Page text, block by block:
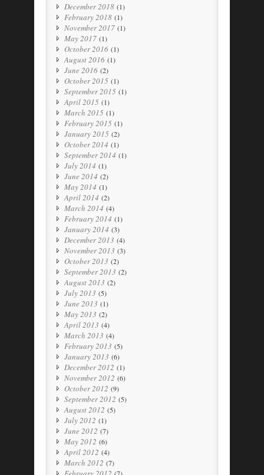
December 2018 (1)
February 2018 (1)
November 2017 (1)
May 2017 (1)
October 2016 (1)
August 2016 (1)
June 2016 (2)
October 2015 (1)
September 2015 (1)
April 2015 (1)
March 2015 (1)
February 2015 (1)
January 2015 (2)
October 2014 (1)
September 2014 (1)
July 2014 (1)
June 2014 (2)
May 2014 (1)
April 2014 (2)
March 2014 (4)
February 2014 (1)
January 2014 (3)
December 2013 (4)
November 2013 (3)
October 2013 (2)
September 2013 (2)
August 2013 (2)
July 2013 (5)
June 2013 (1)
May 2013 (2)
April 2013 (4)
March 2013 (4)
February 2013 (5)
January 2013 (6)
December 2012 (1)
November 2012 (6)
October 2012 (9)
September 2012 (5)
August 2012 (5)
July 2012 (1)
June 2012 (7)
May 2012 (6)
April 2012 (4)
March 2012 (7)
(7)